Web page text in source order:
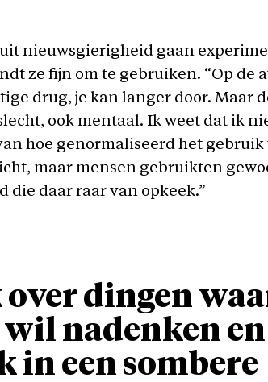
nieuwsgierigheid gaan
ze fijn om te gebruiken. “Op de
drug, je kan langer door. Maar
ook mentaal. Ik weet dat ik
hoe genormaliseerd het gebruik
maar mensen gebruikten
die daar raar van opkeek.”
over dingen
nadenken en
in een sombere